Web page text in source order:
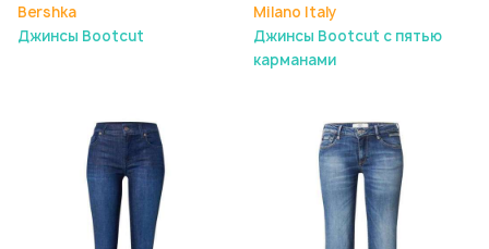
Bershka
Джинсы Bootcut
Milano Italy
Джинсы Bootcut с пятью
карманами